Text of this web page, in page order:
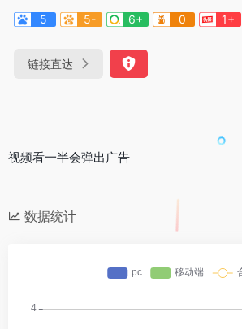
5
5- 6+ 0 1+
链接直达
视频看一半会弹出广告
数据统计